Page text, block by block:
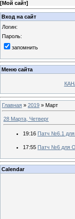
[Мой сайт]
Вход на сайт
Логин:
Пароль:
запомнить
Меню сайта
Главная » 2019 » Март
28 Марта, Четверг
19:16 Патч №6.1 для
17:55 Патч №6 для
Calendar